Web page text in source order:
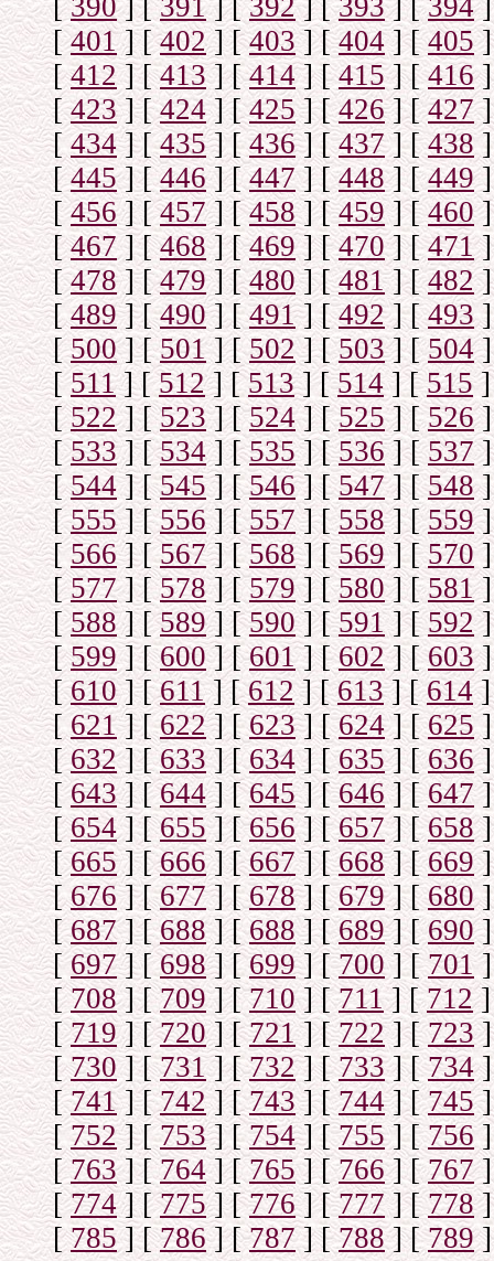
[390] [391] [392] [393] [394]
[401] [402] [403] [404] [405]
[412] [413] [414] [415] [416]
[423] [424] [425] [426] [427]
[434] [435] [436] [437] [438]
[445] [446] [447] [448] [449]
[456] [457] [458] [459] [460]
[467] [468] [469] [470] [471]
[478] [479] [480] [481] [482]
[489] [490] [491] [492] [493]
[500] [501] [502] [503] [504]
[511] [512] [513] [514] [515]
[522] [523] [524] [525] [526]
[533] [534] [535] [536] [537]
[544] [545] [546] [547] [548]
[555] [556] [557] [558] [559]
[566] [567] [568] [569] [570]
[577] [578] [579] [580] [581]
[588] [589] [590] [591] [592]
[599] [600] [601] [602] [603]
[610] [611] [612] [613] [614]
[ 621] [622] [623] [624] [625]
[632] [633] [634] [635] [636]
[643] [644] [645] [646] [ 647]
[654] [655] [656] [657] [658]
[665] [666] [667] [668] [669]
[676] [677] [678] [679] [680]
[687] [688] [688] [689] [690]
[697] [698] [699] [700] [ 701]
[708] [709] [710] [711] [712]
[719] [720] [721] [722] [723]
[730] [731] [732] [733] [734]
[741] [742] [743] [744] [745]
[752] [753] [754] [755] [756]
[763] [764] [ 765] [766] [767]
[774] [775] [776] [777] [778]
[785] [786] [787] [788] [789]